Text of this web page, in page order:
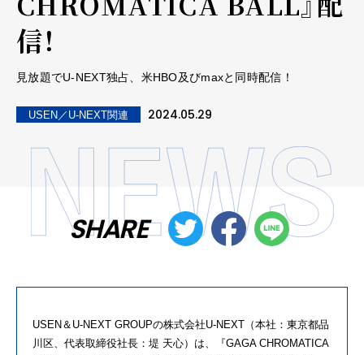
信！
⾒放題でU-NEXT独占、⽶HBO及びmaxと同時配信！
USEN／U-NEXT関連 2024.05.29
SHARE
USEN＆U-NEXT GROUPの株式会社U-NEXT（本社：東京都品
川区、代表取締役社⻑：堤 天⼼）は、『GAGA CHROMATICA